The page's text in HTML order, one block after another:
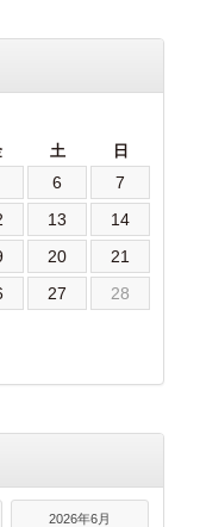
土 日
6
7
13
14
20
21
27
28
2026年6月